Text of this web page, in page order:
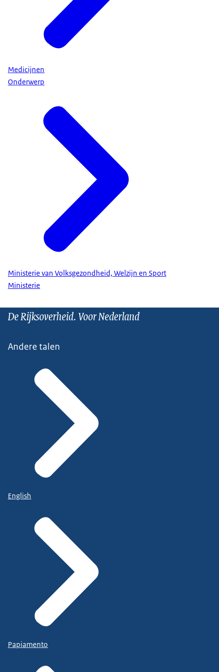
Medicijnen
Onderwerp
Ministerie van Volksgezondheid, Welzijn en Sport
Ministerie
De Rijksoverheid. Voor Nederland
Andere talen
English
Papiamento